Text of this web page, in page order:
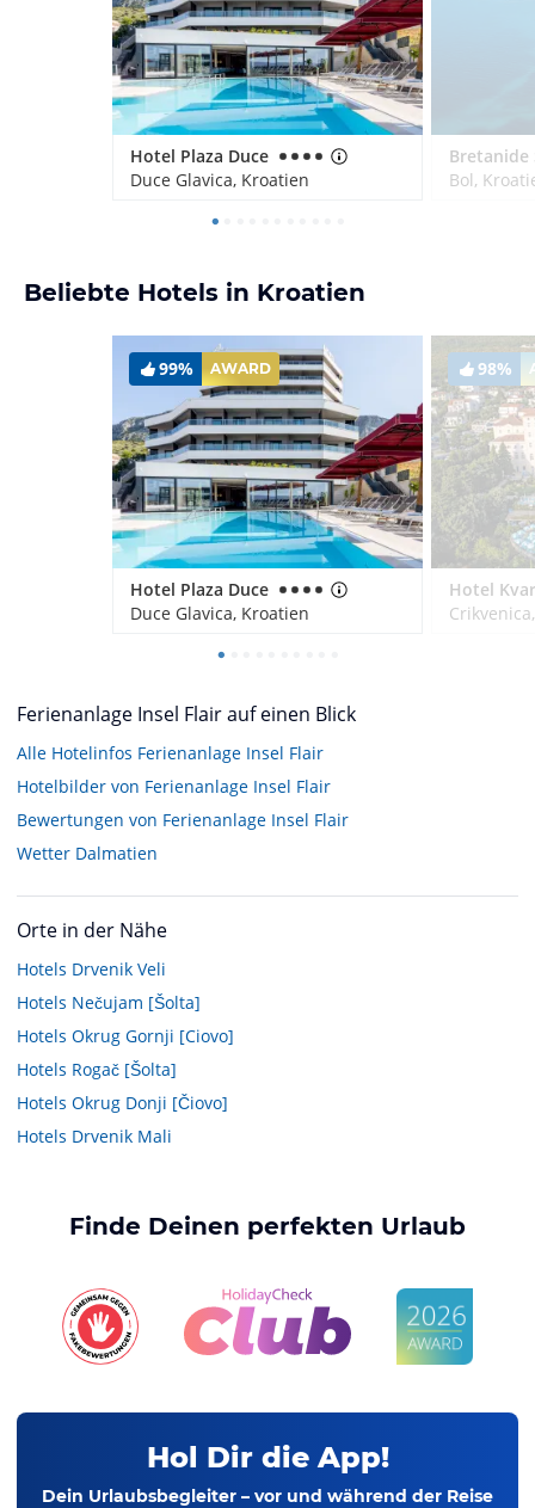
Hotel Plaza Duce
Duce Glavica, Kroatien
Bol,
Beliebte Hotels in Kroatien
99% AWARD
Hotel Plaza Duce
Duce Glavica, Kroatien
98%
Ferienanlage Insel Flair auf einen Blick
Alle Hotelinfos Ferienanlage Insel Flair
Hotelbilder von Ferienanlage Insel Flair
Bewertungen von Ferienanlage Insel Flair
Wetter Dalmatien
Orte in der Nähe
Hotels Drvenik Veli
Hotels Nečujam [Šolta]
Hotels Okrug Gornji [Ciovo]
Hotels Rogač [Šolta]
Hotels Okrug Donji [Čiovo]
Hotels Drvenik Mali
Finde Deinen perfekten Urlaub
Hol Dir die App!
Dein Urlaubsbegleiter – vor und während der Reise